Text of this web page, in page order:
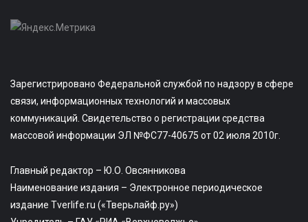
Зарегистрировано Федеральной службой по надзору в сфере
связи, информационных технологий и массовых
коммуникаций. Свидетельство о регистрации средства
массовой информации ЭЛ №ФС77-40675 от 02 июля 2010г.
Главный редактор – Ю.О. Овсянникова
Наименование издания – Электронное периодическое
издание Tverlife.ru («Тверьлайф.ру»)